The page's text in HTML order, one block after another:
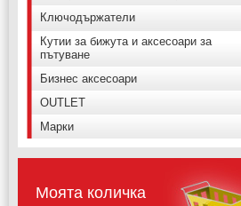
Ключодържатели
Кутии за бижута и аксесоари за
пътуване
Бизнес аксесоари
OUTLET
Марки
Моята количка